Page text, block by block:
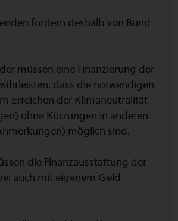
fordern deshalb von Bund
müssen eine Finanzierung der
dass die notwendigen
Erreichen der Klimaneutralität
ohne Kürzungen in anderen
möglich sind.
die Finanzausstattung der
auch mit eigenem Geld